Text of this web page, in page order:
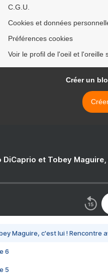
C.G.U.
Cookies et données
Préférences cookies
Voir le profil de l'oeil et l'oreille
Créer un
DiCaprio et Tobey
Maguire, c'est lui ! Rencontre
6
5